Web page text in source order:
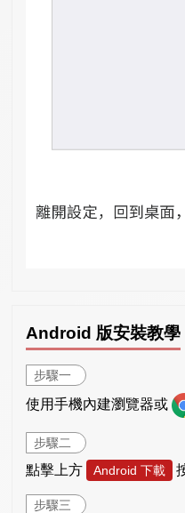
Android 版安裝教學
步驟一
使用手機內建瀏覽器或
步驟二
點擊上方 Android 下載
步驟三